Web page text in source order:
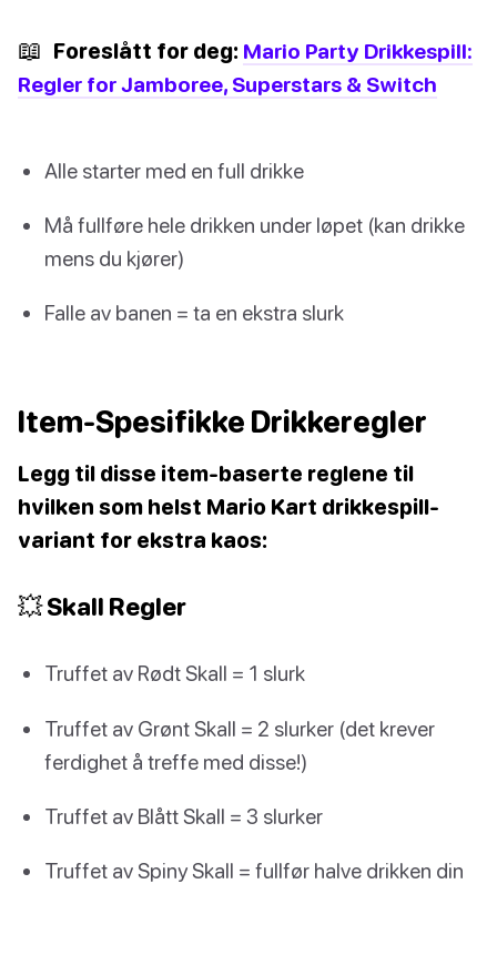
📖 Foreslått for deg: Mario Party Drikkespill:
Regler for Jamboree, Superstars & Switch
Alle starter med en full drikke
Må fullføre hele drikken under løpet (kan drikke
mens du kjører)
Falle av banen = ta en ekstra slurk
Item-Spesifikke Drikkeregler
Legg til disse item-baserte reglene til
hvilken som helst Mario Kart drikkespill-
variant for ekstra kaos:
💥 Skall Regler
Truffet av Rødt Skall = 1 slurk
Truffet av Grønt Skall = 2 slurker (det krever
ferdighet å treffe med disse!)
Truffet av Blått Skall = 3 slurker
Truffet av Spiny Skall = fullfør halve drikken din